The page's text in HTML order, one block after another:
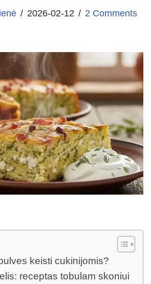
2026-02-12 2 Comments
keisti cukinijomis?
receptas tobulam skoniui